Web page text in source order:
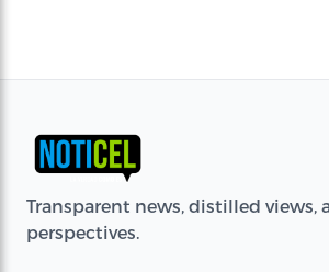
Transparent news, distilled views,
perspectives.